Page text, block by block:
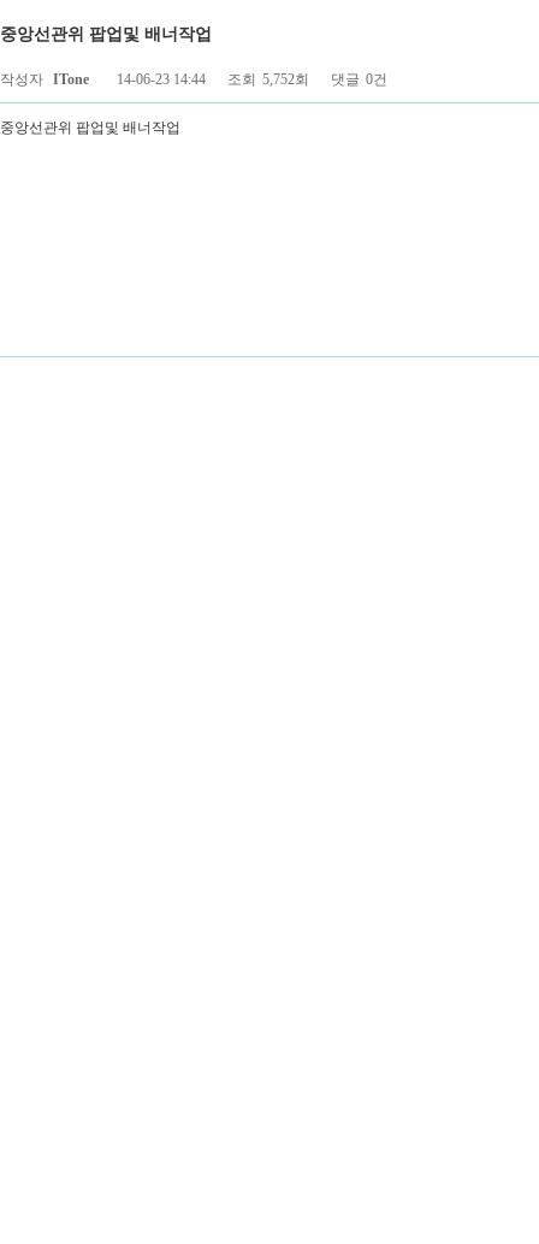
중앙선관위 팝업및 배너작업
페이지 정보
작성자 ITone 14-06-23 14:44 조회 5,752회 댓글 0건
중앙선관위 팝업및 배너작업